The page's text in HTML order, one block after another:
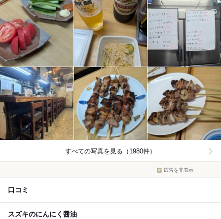
すべての写真を見る（1980件）
広告を非表示
口コミ
スズキのにんにく醤油